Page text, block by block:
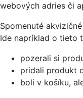
webových adries či
Spomenuté
Ide napríklad o tieto
pozerali si
pridali produkt
boli v košíku,